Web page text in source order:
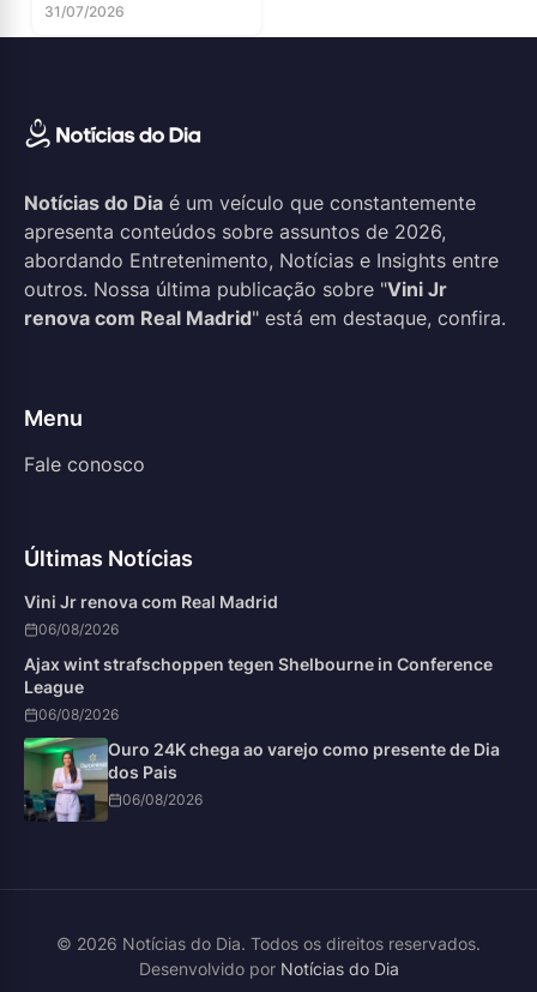
31/07/2026
Notícias do Dia é um veículo que constantemente
apresenta conteúdos sobre assuntos de 2026,
abordando Entretenimento, Notícias e Insights entre
outros. Nossa última publicação sobre "Vini Jr
renova com Real Madrid" está em destaque, confira.
Menu
Fale conosco
Últimas Notícias
Vini Jr renova com Real Madrid
06/08/2026
Ajax wint strafschoppen tegen Shelbourne in Conference
League
06/08/2026
Ouro 24K chega ao varejo como presente de Dia
dos Pais
06/08/2026
© 2026 Notícias do Dia. Todos os direitos reservados.
Desenvolvido por Notícias do Dia